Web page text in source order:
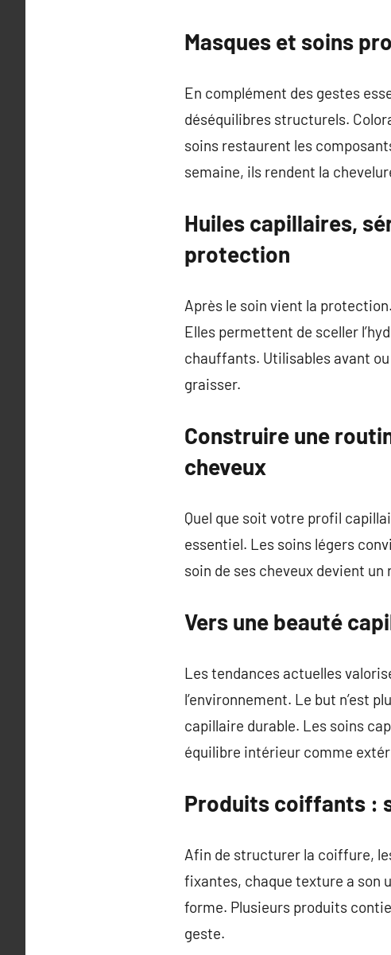
Masques et soins
En complément des gestes
déséquilibres structurels.
soins restaurent les
semaine, ils rendent la
Huiles capillaires,
protection
Après le soin vient la
Elles permettent de sceller
chauffants. Utilisables avant
graisser.
Construire une
cheveux
Quel que soit votre profil
essentiel. Les soins légers
soin de ses cheveux devient un
Vers une beauté
Les tendances actuelles
l’environnement. Le but n’est
capillaire durable. Les soins
équilibre intérieur comme
Produits coiffants :
Afin de structurer la coiffure,
fixantes, chaque texture a son
forme. Plusieurs produits
geste.